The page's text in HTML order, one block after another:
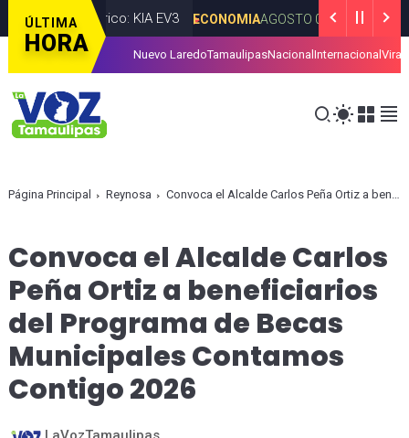
ÚLTIMA
HORA
eléctrico: KIA EV3 ECONOMIA AGOSTO 06, 2026
facilitar la presentación de iniciativas ciudadanas en Tamaulipas
Nuevo LaredoTamaulipasNacional Internacional Viral
Página Principal Reynosa Convoca el Alcalde Carlos Peña Ortiz a beneficiarios del Programa de Becas Municipales Contamos Contigo 2026
Convoca el Alcalde Carlos
Peña Ortiz a beneficiarios
del Programa de Becas
Municipales Contamos
Contigo 2026